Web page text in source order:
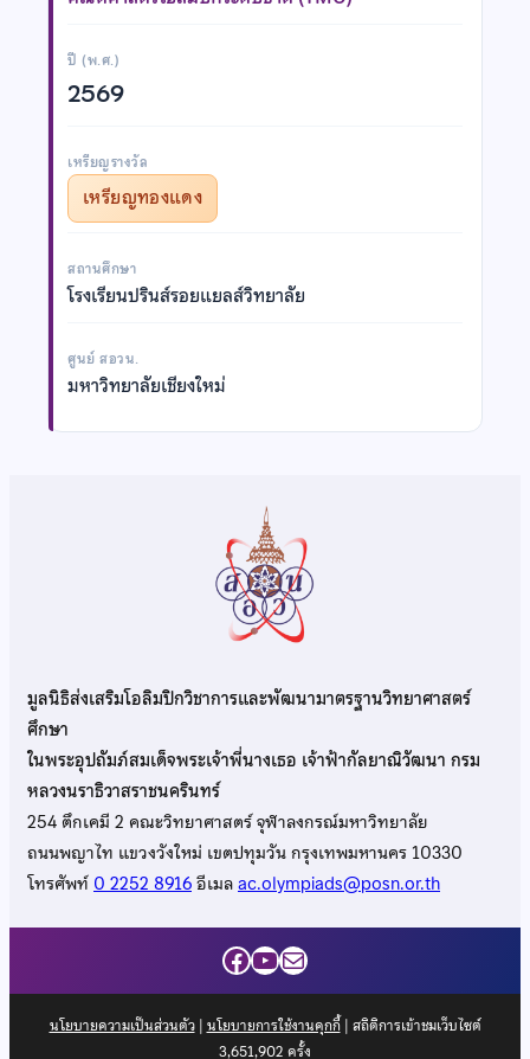
ปี (พ.ศ.)
2569
เหรียญรางวัล
เหรียญทองแดง
สถานศึกษา
โรงเรียนปรินส์รอยแยลส์วิทยาลัย
ศูนย์ สอวน.
มหาวิทยาลัยเชียงใหม่
มูลนิธิส่งเสริมโอลิมปิกวิชาการและพัฒนามาตรฐานวิทยาศาสตร์
ศึกษา
ในพระอุปถัมภ์สมเด็จพระเจ้าพี่นางเธอ เจ้าฟ้ากัลยาณิวัฒนา กรม
หลวงนราธิวาสราชนครินทร์
254 ตึกเคมี 2 คณะวิทยาศาสตร์ จุฬาลงกรณ์มหาวิทยาลัย
ถนนพญาไท แขวงวังใหม่ เขตปทุมวัน กรุงเทพมหานคร 10330
โทรศัพท์0 2252 8916อีเมลac.olympiads@posn.or.th
Facebook
YouTube
Mail
นโยบายความเป็นส่วนตัว| นโยบายการใช้งานคุกกี้| สถิติการเข้าชมเว็บไซต์
3,651,902 ครั้ง